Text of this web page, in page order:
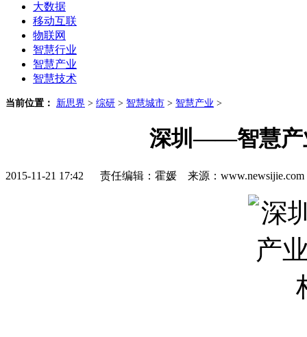
大数据
移动互联
物联网
智慧行业
智慧产业
智慧技术
当前位置： 新思界 > 综研 > 智慧城市 > 智慧产业 >
深圳——智慧产
2015-11-21 17:42 责任编辑：霍媛 来源：